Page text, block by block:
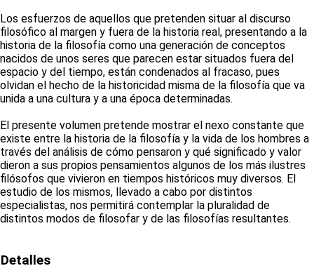
Los esfuerzos de aquellos que pretenden situar al discurso
filosófico al margen y fuera de la historia real, presentando a la
historia de la filosofía como una generación de conceptos
nacidos de unos seres que parecen estar situados fuera del
espacio y del tiempo, están condenados al fracaso, pues
olvidan el hecho de la historicidad misma de la filosofía que va
unida a una cultura y a una época determinadas.
El presente volumen pretende mostrar el nexo constante que
existe entre la historia de la filosofía y la vida de los hombres a
través del análisis de cómo pensaron y qué significado y valor
dieron a sus propios pensamientos algunos de los más ilustres
filósofos que vivieron en tiempos históricos muy diversos. El
estudio de los mismos, llevado a cabo por distintos
especialistas, nos permitirá contemplar la pluralidad de
distintos modos de filosofar y de las filosofías resultantes.
Detalles